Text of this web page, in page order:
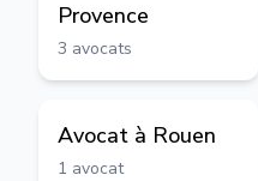
Provence
3 avocats
Avocat à Rouen
1 avocat